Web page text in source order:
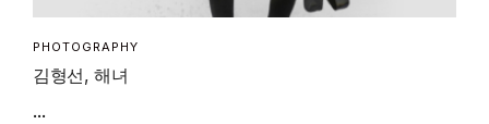
PHOTOGRAPHY
김형선, 해녀
...